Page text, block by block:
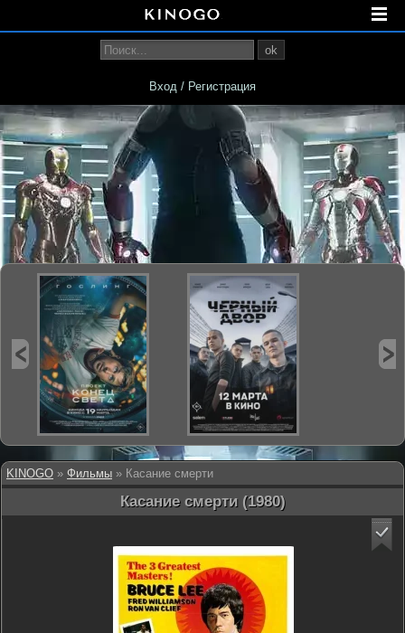
KINOGO » Фильмы » Касание смерти
Касание смерти (1980)
ok
Вход / Регистрация